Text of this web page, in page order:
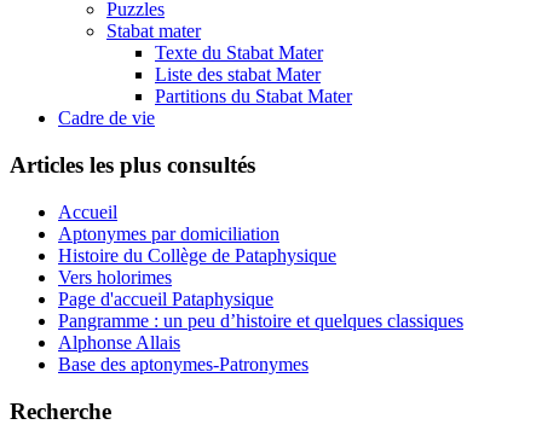
Puzzles
Stabat mater
Texte du Stabat Mater
Liste des stabat Mater
Partitions du Stabat Mater
Cadre de vie
Articles les plus consultés
Accueil
Aptonymes par domiciliation
Histoire du Collège de Pataphysique
Vers holorimes
Page d'accueil Pataphysique
Pangramme : un peu d’histoire et quelques classiques
Alphonse Allais
Base des aptonymes-Patronymes
Recherche